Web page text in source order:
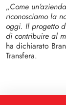
„Come
riconosciamo la
oggi. Il progetto
di contribuire al
ha dichiarato
Transfera.